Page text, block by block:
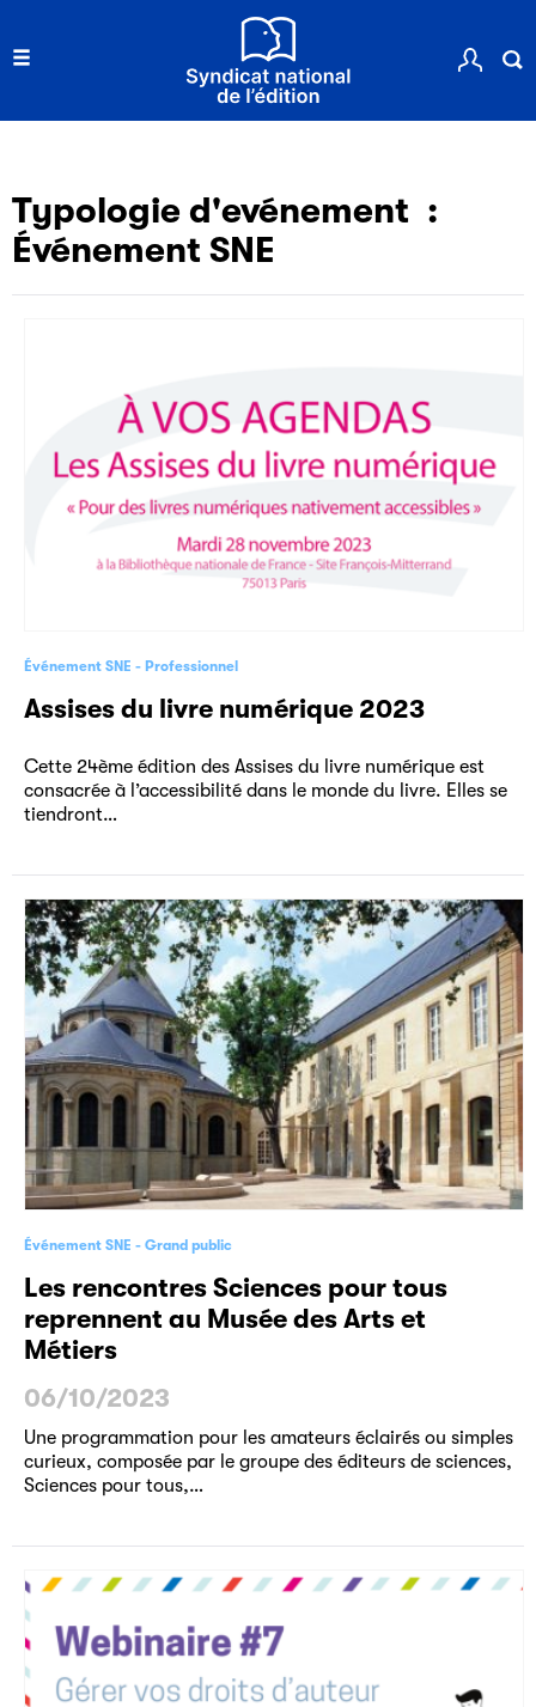
Typologie d'evénement :
Événement SNE
Événement SNE Professionnel
Assises du livre numérique 2023
Cette 24ème édition des Assises du livre numérique est
consacrée à l’accessibilité dans le monde du livre. Elles se
tiendront…
Événement SNE Grand public
Les rencontres Sciences pour tous
reprennent au Musée des Arts et
Métiers
06/10/2023
Une programmation pour les amateurs éclairés ou simples
curieux, composée par le groupe des éditeurs de sciences,
Sciences pour tous,…